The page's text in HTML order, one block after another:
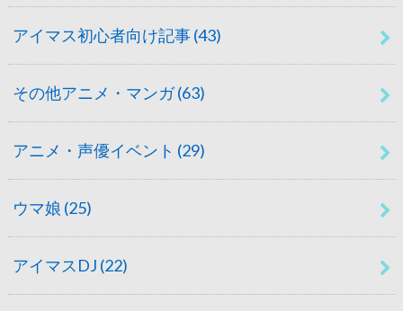
アイマス初心者向け記事(43)
その他アニメ・マンガ(63)
アニメ・声優イベント (29)
ウマ娘 (25)
アイマスDJ (22)